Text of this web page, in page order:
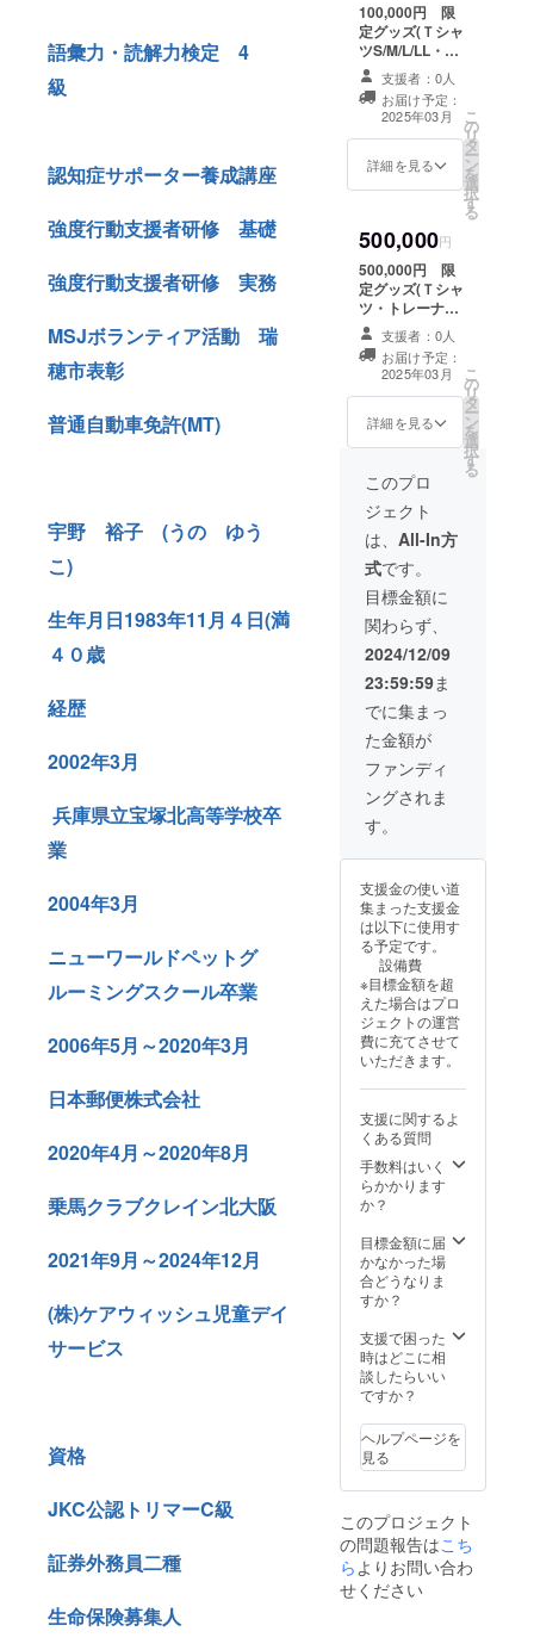
語彙力・読解力検定 4
級
認知症サポーター養成講座
強度行動支援者研修 基礎
強度行動支援者研修 実務
MSJボランティア活動 瑞
穂市表彰
普通自動車免許(MT)
宇野 裕子 (うの ゆう
こ)
生年月日1983年11月４日(満
４０歳
経歴
2002年3月
兵庫県立宝塚北高等学校卒
業
2004年3月
ニューワールドペットグ
ルーミングスクール卒業
2006年5月～2020年3月
日本郵便株式会社
2020年4月～2020年8月
乗馬クラブクレイン北大阪
2021年9月～2024年12月
(株)ケアウィッシュ児童デイ
サービス
資格
JKC公認トリマーC級
証券外務員二種
生命保険募集人
100,000円 限
定グッズ(Ｔシャ
ツS/M/L/LL・ロ
ンＴ S/M/L/LL)
＋子ども食堂券
１０枚
＋イベ
提供or入会金0円
※イベント内容は
2025年1月～12
月までに開催さ
れるイベントで
す イベント内容
の詳細はSNS、
メールにてお知
らせいたします
子ども食堂券は
2025年12月末ま
でとさせていた
だきます
支援者：0人
お届け予定：
2025年03月
詳細を見る
こ
の
リ
タ
ー
ン
を
選
択
す
る
500,000円
500,000円 限
定グッズ(Ｔシャ
ツ・トレーナー)
＋子ども食堂券
10枚提供
※宣伝
活動(店舗にチラ
シを置く・チラ
シに掲載・SNS
＋※イベント
参加１回券or入
会金0円 子ども
食堂券は2025年
12月末までとさ
せていただきま
す ※イベント内
容は2025年1月
～12月までに開
トです イベン
ト内容の詳細は
SNS、メールに
てお知らせいた
します ※宣伝活
動は2025年1月
～2025年12月末
までとさせてい
ただきます 備考
欄に宣伝内容や
広告など受け渡
しについてご希
望等ございまし
たらご記入くだ
さい
支援者：0人
お届け予定：
2025年03月
詳細を見る
こ
の
リ
タ
ー
ン
を
選
択
す
る
このプロ
ジェクト
は、 All-In方
式です。
目標金額に
関わらず、
2024/12/09
23:59:59ま
でに集まっ
た金額が
ファンディ
ングされま
す。
支援金の使い道
集まった支援金
は以下に使用す
る予定です。
設備費
※目標金額を超
えた場合はプロ
ジェクトの運営
費に充てさせて
いただきます。
支援に関するよ
くある質問
手数料はいく
らかかります
か？
目標金額に届
かなかった場
合どうなりま
すか？
支援で困った
時はどこに相
談したらいい
ですか？
ヘルプページを
見る
このプロジェクト
の問題報告はこち
らよりお問い合わ
せください